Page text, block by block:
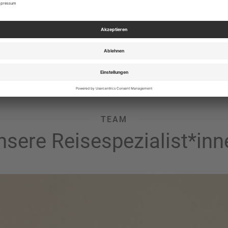
TEAM